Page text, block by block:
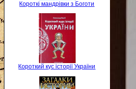
Короткі мандрівки з Боготи
Короткий кус історії України